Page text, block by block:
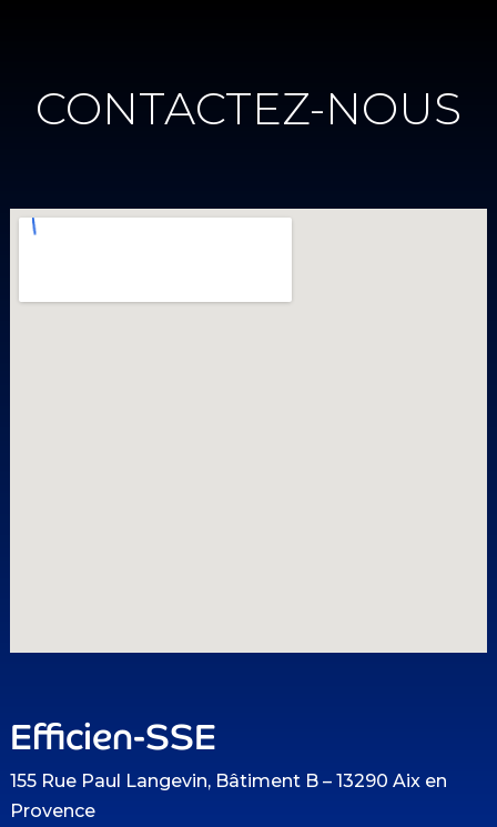
CONTACTEZ-NOUS
Efficien-SSE
155 Rue Paul Langevin, Bâtiment B – 13290 Aix en
Provence